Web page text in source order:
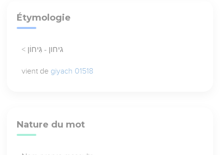
Étymologie
< גיחון - גִּיחוֹן
vient de giyach 01518
Nature du mot